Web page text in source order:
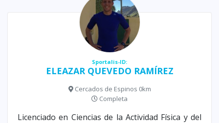
Sportalis-ID:
ELEAZAR QUEVEDO RAMÍREZ
Cercados de Espinos 0km
Completa
Licenciado en Ciencias de la Actividad Física y del